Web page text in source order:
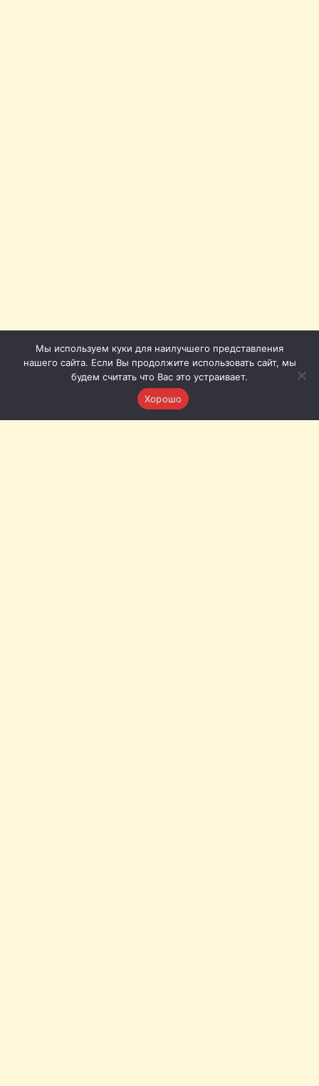
Мы используем куки для наилучшего представления
нашего сайта. Если Вы продолжите использовать сайт, мы
будем считать что Вас это устраивает.
Хорошо